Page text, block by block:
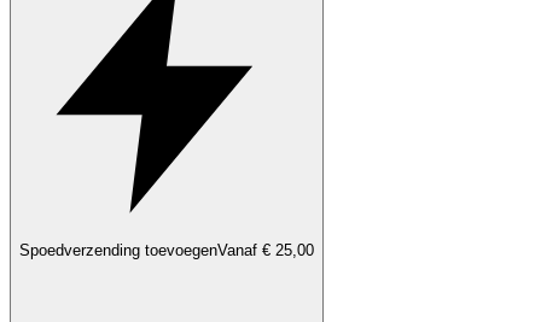
Spoedverzending toevoegenVanaf € 25,00